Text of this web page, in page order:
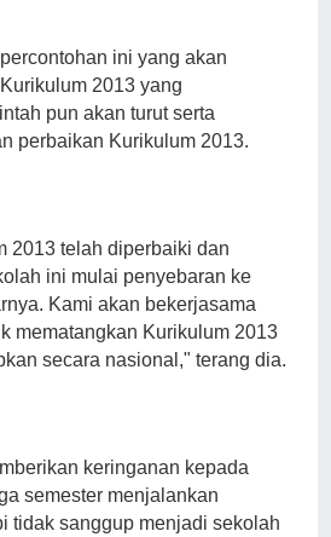
ini yang akan
2013 yang
pun akan turut serta
perbaikan Kurikulum 2013.
2013 telah diperbaiki dan
ini mulai penyebaran ke
Kami akan bekerjasama
mematangkan Kurikulum 2013
secara nasional," terang dia.
keringanan kepada
semester menjalankan
tidak sanggup menjadi sekolah